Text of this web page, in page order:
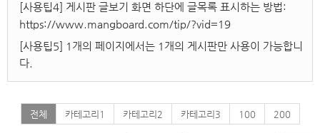
[사용팁4] 게시판 글보기 화면 하단에 글목록 표시하는 방법:
https://www.mangboard.com/tip/?vid=19
[사용팁5] 1개의 페이지에서는 1개의 게시판만 사용이 가능합니
다.
전체 카테고리1 카테고리2 카테고리3 100 200